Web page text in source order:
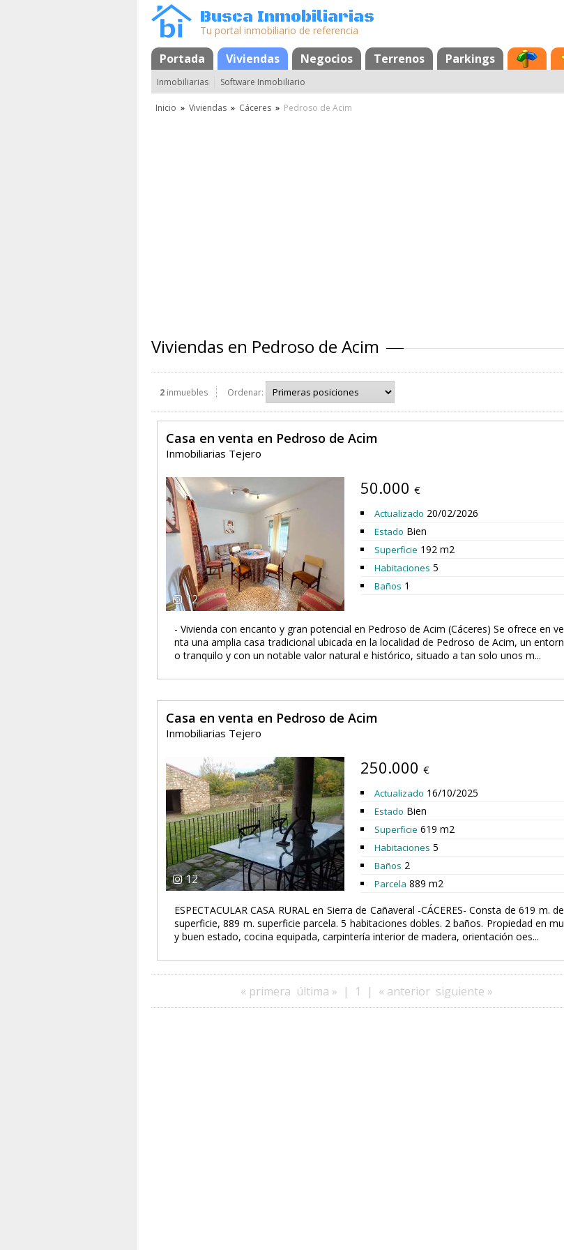
Busca Inmobiliarias
Tu portal inmobiliario de referencia
Portada Viviendas Negocios Terrenos Parkings
MapaFavoritos
Inmobiliarias Software Inmobiliario
Inicio » Viviendas » Cáceres » Pedroso de Acim
Viviendas en Pedroso de Acim
2 inmuebles Ordenar:
Casa en venta en Pedroso de Acim
Inmobiliarias Tejero
12
50.000 €
Actualizado 20/02/2026
Estado Bien
Superficie 192 m2
Habitaciones 5
Baños 1
- Vivienda con encanto y gran potencial en Pedroso de Acim (Cáceres) Se ofrece en ve
nta una amplia casa tradicional ubicada en la localidad de Pedroso de Acim, un entorn
o tranquilo y con un notable valor natural e histórico, situado a tan solo unos m...
Casa en venta en Pedroso de Acim
Inmobiliarias Tejero
12
250.000 €
Actualizado 16/10/2025
Estado Bien
Superficie 619 m2
Habitaciones 5
Baños 2
Parcela 889 m2
ESPECTACULAR CASA RURAL en Sierra de Cañaveral -CÁCERES- Consta de 619 m. de
superficie, 889 m. superficie parcela. 5 habitaciones dobles. 2 baños. Propiedad en mu
y buen estado, cocina equipada, carpintería interior de madera, orientación oes...
« primera última » | 1 | « anterior siguiente »